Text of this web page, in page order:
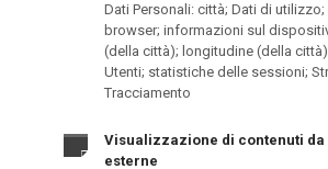
Dati Personali: città; Dati di
browser; informazioni sul
(della città); longitudine (della
Utenti; statistiche delle sessioni;
Tracciamento
Visualizzazione di contenuti
esterne